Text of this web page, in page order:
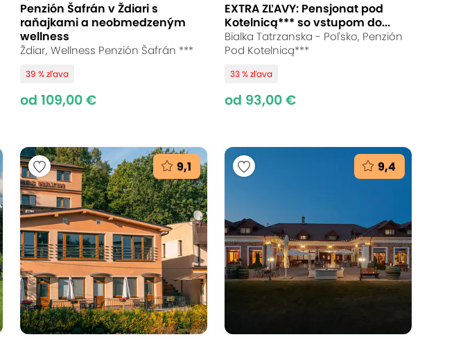
Penzión Šafrán v Ždiari s
raňajkami a neobmedzeným
wellness
Ždiar, Wellness Penzión Šafrán ***
39 % zľava
od 109,00 €
EXTRA ZĽAVY: Pensjonat pod
Kotelnicą*** so vstupom do...
Bialka Tatrzanska - Poľsko, Penzión
Pod Kotelnicą***
33 % zľava
od 93,00 €
9,1 9,4